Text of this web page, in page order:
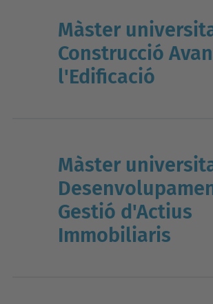
Màster
Construcció
l'Edificació
Màster
Gestió d'Actius
Immobiliaris